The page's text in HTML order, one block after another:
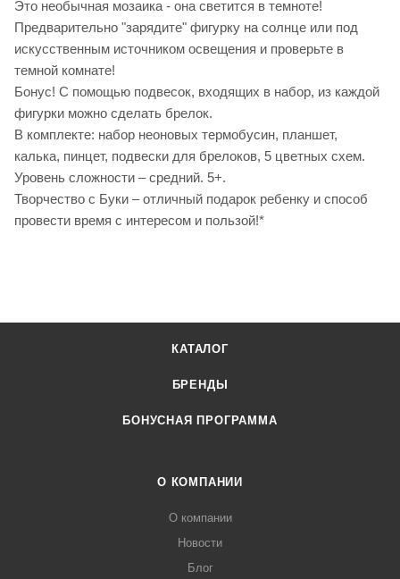
Это необычная мозаика - она светится в темноте!
Предварительно "зарядите" фигурку на солнце или под
искусственным источником освещения и проверьте в
темной комнате!
Бонус! С помощью подвесок, входящих в набор, из каждой
фигурки можно сделать брелок.
В комплекте: набор неоновых термобусин, планшет,
калька, пинцет, подвески для брелоков, 5 цветных схем.
Уровень сложности – средний. 5+.
Творчество с Буки – отличный подарок ребенку и способ
провести время с интересом и пользой!*
КАТАЛОГ
БРЕНДЫ
БОНУСНАЯ ПРОГРАММА
О КОМПАНИИ
О компании
Новости
Блог